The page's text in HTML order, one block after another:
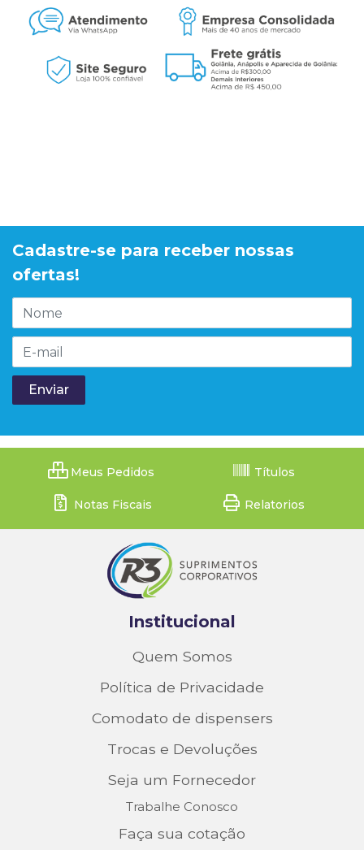
Cadastre-se para receber nossas
ofertas!
Meus Pedidos Títulos
Notas Fiscais Relatorios
Institucional
Quem Somos
Política de Privacidade
Comodato de dispensers
Trocas e Devoluções
Seja um Fornecedor
Trabalhe Conosco
Faça sua cotação